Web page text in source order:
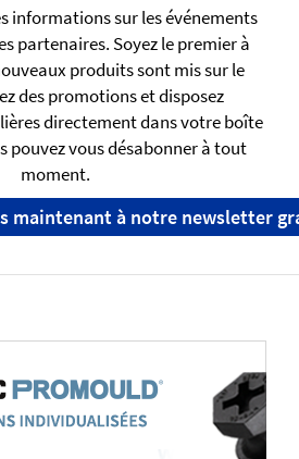
informations sur les événements
partenaires. Soyez le premier à
produits sont mis sur le
des promotions et disposez
directement dans votre boîte
pouvez vous désabonner à tout
moment.
maintenant à notre newsletter